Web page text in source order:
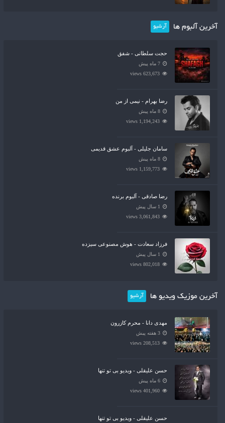
آخرین آلبوم ها آرشیو
حجت سلطانی - شفق
7 ماه پیش
623,673 views
رضا بهرام - نیمی از من
8 ماه پیش
1,194,243 views
سامان جلیلی - آلبوم عشق قدیمی
8 ماه پیش
1,159,773 views
رضا صادقی - آلبوم برنده
1 سال پیش
3,061,843 views
فرزاد سعادت - هوش مصنوعی سیزده
1 سال پیش
802,018 views
آخرین موزیک ویدیو ها آرشیو
مهدی دانا - محرم کازرون
3 هفته پیش
208,513 views
حسن علیقلی - ویدیو بی تو تنها
6 ماه پیش
401,960 views
حسن علیقلی - ویدیو بی تو تنها